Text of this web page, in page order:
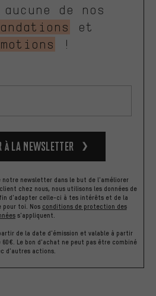
de nos
et
!
à la newsletter
notre newsletter dans le but de l'améliorer
chez nous, nous utilisons les données de
d'adapter celle-ci à tes intérêts et de la
pour toi. Nos conditions de protection des
s'appliquent.
de la date d'émission et valable à partir
Le bon d'achat ne peut pas être combiné
d'autres actions.